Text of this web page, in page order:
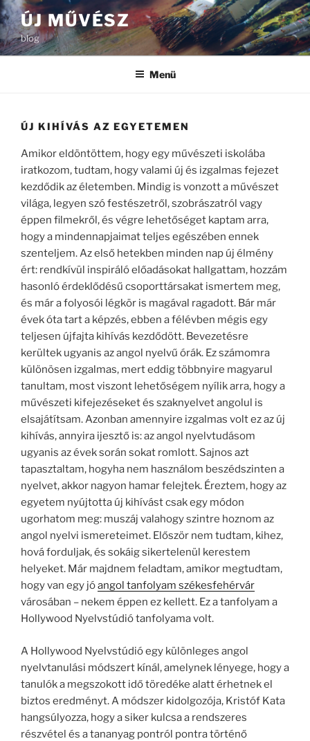
Tartalomhoz
ÚJ MŰVÉSZ
blog
Menü
ÚJ KIHÍVÁS AZ EGYETEMEN
Amikor eldöntöttem, hogy egy művészeti iskolába
iratkozom, tudtam, hogy valami új és izgalmas fejezet
kezdődik az életemben. Mindig is vonzott a művészet
világa, legyen szó festészetről, szobrászatról vagy
éppen filmekről, és végre lehetőséget kaptam arra,
hogy a mindennapjaimat teljes egészében ennek
szenteljem. Az első hetekben minden nap új élmény
ért: rendkívül inspiráló előadásokat hallgattam, hozzám
hasonló érdeklődésű csoporttársakat ismertem meg,
és már a folyosói légkör is magával ragadott. Bár már
évek óta tart a képzés, ebben a félévben mégis egy
teljesen újfajta kihívás kezdődött. Bevezetésre
kerültek ugyanis az angol nyelvű órák. Ez számomra
különösen izgalmas, mert eddig többnyire magyarul
tanultam, most viszont lehetőségem nyílik arra, hogy a
művészeti kifejezéseket és szaknyelvet angolul is
elsajátítsam. Azonban amennyire izgalmas volt ez az új
kihívás, annyira ijesztő is: az angol nyelvtudásom
ugyanis az évek során sokat romlott. Sajnos azt
tapasztaltam, hogyha nem használom beszédszinten a
nyelvet, akkor nagyon hamar felejtek. Éreztem, hogy az
egyetem nyújtotta új kihívást csak egy módon
ugorhatom meg: muszáj valahogy szintre hoznom az
angol nyelvi ismereteimet. Először nem tudtam, kihez,
hová forduljak, és sokáig sikertelenül kerestem
helyeket. Már majdnem feladtam, amikor megtudtam,
hogy van egy jóangol tanfolyam székesfehérvár
városában – nekem éppen ez kellett. Ez a tanfolyam a
Hollywood Nyelvstúdió tanfolyama volt.
A Hollywood Nyelvstúdió egy különleges angol
nyelvtanulási módszert kínál, amelynek lényege, hogy a
tanulók a megszokott idő töredéke alatt érhetnek el
biztos eredményt. A módszer kidolgozója, Kristóf Kata
hangsúlyozza, hogy a siker kulcsa a rendszeres
részvétel és a tananyag pontról pontra történő